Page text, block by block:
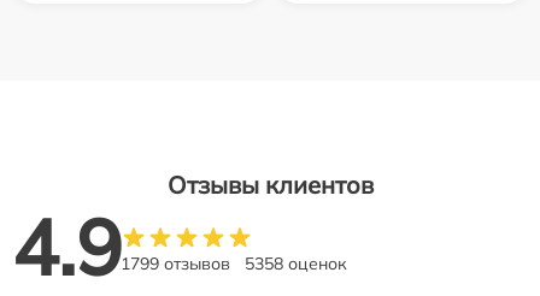
Отзывы клиентов
4.91799 отзывов 5358 оценок